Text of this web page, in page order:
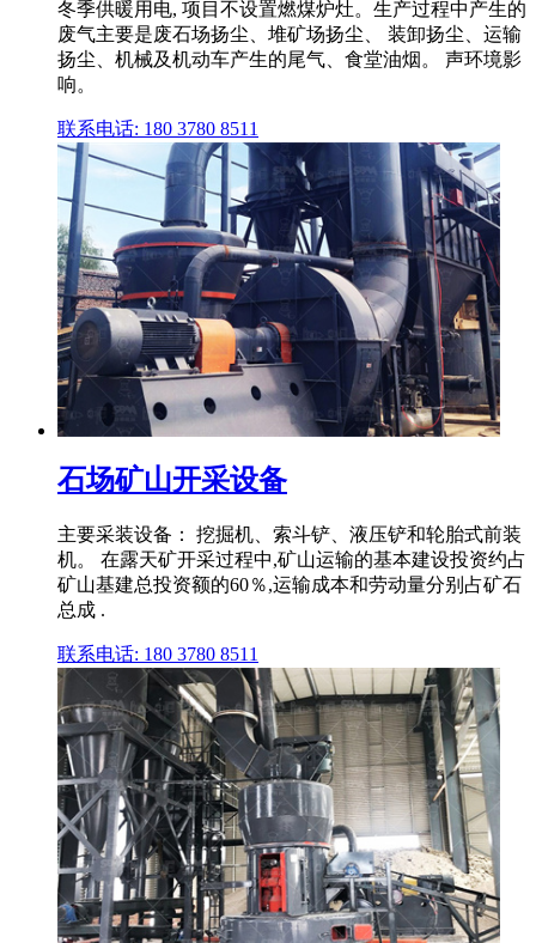
冬季供暖用电, 项目不设置燃煤炉灶。生产过程中产生的
废气主要是废石场扬尘、堆矿场扬尘、 装卸扬尘、运输
扬尘、机械及机动车产生的尾气、食堂油烟。 声环境影
响。
联系电话: 180 3780 8511
石场矿山开采设备
主要采装设备： 挖掘机、索斗铲、液压铲和轮胎式前装
机。 在露天矿开采过程中,矿山运输的基本建设投资约占
矿山基建总投资额的60％,运输成本和劳动量分别占矿石
总成 .
联系电话: 180 3780 8511